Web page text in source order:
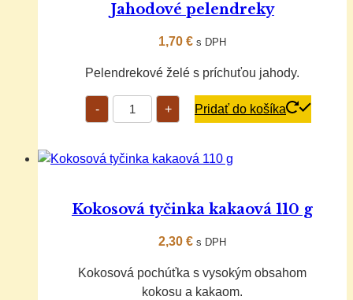
Jahodové pelendreky
1,70 € s DPH
Pelendrekové želé s príchuťou jahody.
-
množstvo
Jahodové
pelendreky
+ Pridať do košíka
Kokosová tyčinka kakaová 110 g
2,30 € s DPH
Kokosová pochúťka s vysokým obsahom
kokosu a kakaom.